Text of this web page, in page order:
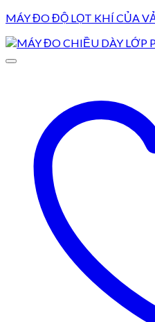
MÁY ĐO ĐỘ LỌT KHÍ CỦA